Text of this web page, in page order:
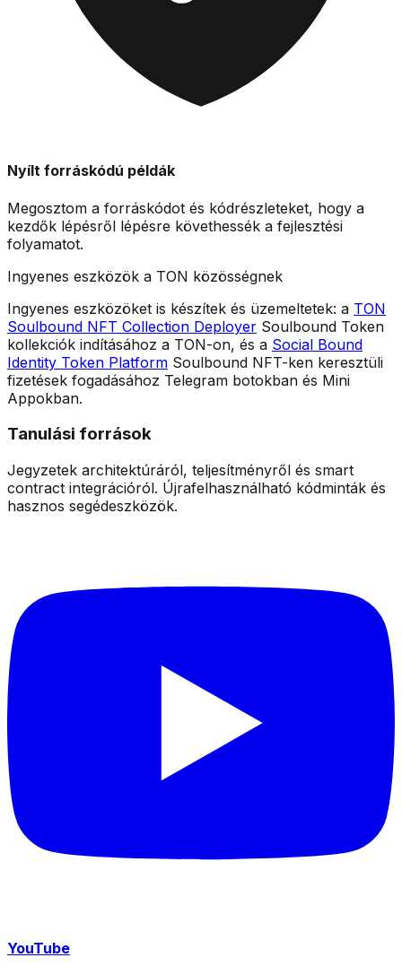
Nyílt forráskódú példák
Megosztom a forráskódot és kódrészleteket, hogy a
kezdők lépésről lépésre követhessék a fejlesztési
folyamatot.
Ingyenes eszközök a TON közösségnek
Ingyenes eszközöket is készítek és üzemeltetek: a TON
Soulbound NFT Collection Deployer Soulbound Token
kollekciók indításához a TON-on, és a Social Bound
Identity Token Platform Soulbound NFT-ken keresztüli
fizetések fogadásához Telegram botokban és Mini
Appokban.
Tanulási források
Jegyzetek architektúráról, teljesítményről és smart
contract integrációról. Újrafelhasználható kódminták és
hasznos segédeszközök.
YouTube